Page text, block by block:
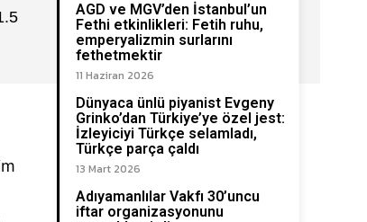
AGD ve MGV’den İstanbul’un
Fethi etkinlikleri: Fetih ruhu,
emperyalizmin surlarını
fethetmektir
11 Haziran 2026
Dünyaca ünlü piyanist Evgeny
Grinko’dan Türkiye’ye özel jest:
İzleyiciyi Türkçe selamladı,
Türkçe parça çaldı
13 Mart 2026
Adıyamanlılar Vakfı 30’uncu
iftar organizasyonunu